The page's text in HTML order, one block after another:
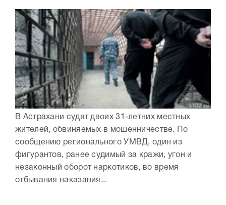
В Астрахани судят двоих 31-летних местных
жителей, обвиняемых в мошенничестве. По
сообщению регионального УМВД, один из
фигурантов, ранее судимый за кражи, угон и
незаконный оборот наркотиков, во время
отбывания наказания...